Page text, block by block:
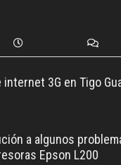
3G en Tigo
a algunos
Epson L200